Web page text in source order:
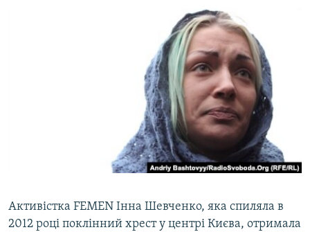
УКРАЇНСЬКА ПРОБЛЕМА КРИМУ
ЯК ОБІЙТИ БЛОКУВАННЯ
Активістка FEMEN Інна Шевченко, яка спиляла в
2012 році поклінний хрест у центрі Києва, отримала